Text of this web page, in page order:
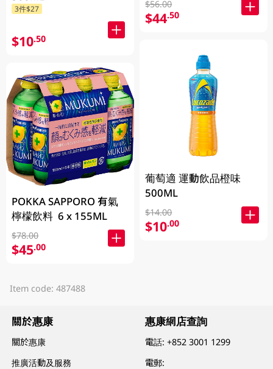
3件$27
$10.50
POKKA SAPPORO 有氣
檸檬飲料 6 x 155ML
$78.00
$45.00
$56.00
$44.50
葡萄適 運動飲品橙味
500ML
$14.00
$10.00
Item code: 487488
關於惠康
關於惠康
推廣活動及服務
惠康網店查詢
電話:+852 3001 1299
電郵: